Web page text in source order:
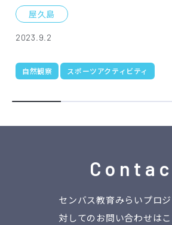
屋久島
2023.9.2
自然観察 スポーツアクティビティ
センバス教育みらいプロ
対してのお問い合わせは